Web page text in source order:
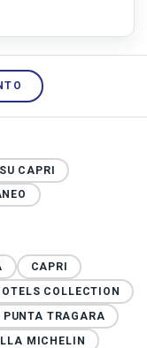
CAPRI
CAPRI
COLLECTION
PUNTA TRAGARA
MICHELIN